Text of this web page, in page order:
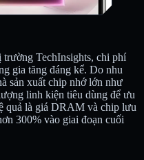
trường TechInsights, chi phí
gia tăng đáng kể. Do nhu
sản xuất chip nhớ lớn như
linh kiện tiêu dùng để ưu
quả là giá DRAM và chip lưu
300% vào giai đoạn cuối